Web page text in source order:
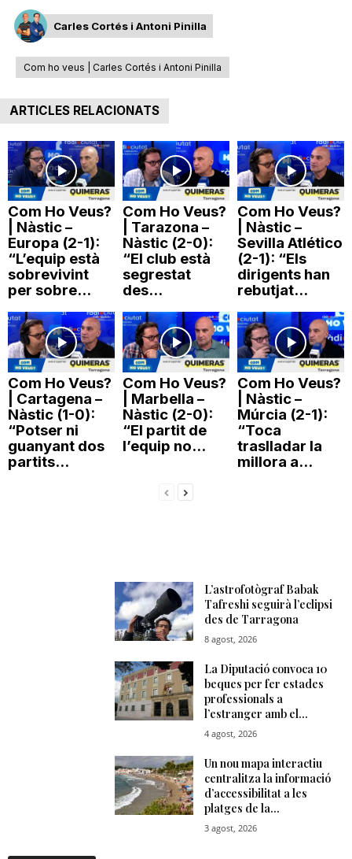
Carles Cortés i Antoni Pinilla
Com ho veus | Carles Cortés i Antoni Pinilla
ARTICLES RELACIONATS
Com Ho Veus?
| Nàstic –
Europa (2-1):
“L’equip està
sobrevivint
per sobre...
Com Ho Veus?
| Tarazona –
Nàstic (2-0):
“El club està
segrestat
des...
Com Ho Veus?
| Nàstic –
Sevilla Atlético
(2-1): “Els
dirigents han
rebutjat...
Com Ho Veus?
| Cartagena –
Nàstic (1-0):
“Potser ni
guanyant dos
partits...
Com Ho Veus?
| Marbella –
Nàstic (2-0):
“El partit de
l’equip no...
Com Ho Veus?
| Nàstic –
Múrcia (2-1):
“Toca
traslladar la
millora a...